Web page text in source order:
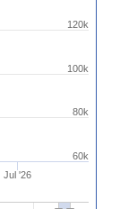
Jul '26
80k
100k
120k
60k